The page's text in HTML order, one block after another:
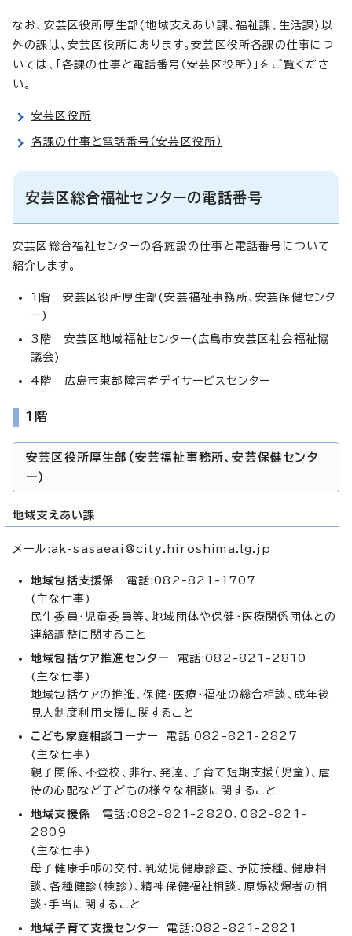
なお、安芸区役所厚生部(地域支えあい課、福祉課、生活課)以
外の課は、安芸区役所にあります。安芸区役所各課の仕事につ
いては、「各課の仕事と電話番号（安芸区役所）」をご覧くださ
い。
安芸区役所
各課の仕事と電話番号（安芸区役所）
安芸区総合福祉センターの電話番号
安芸区総合福祉センターの各施設の仕事と電話番号について
紹介します。
1階 安芸区役所厚生部(安芸福祉事務所、安芸保健センタ
ー)
3階 安芸区地域福祉センター(広島市安芸区社会福祉協
議会)
4階 広島市東部障害者デイサービスセンター
1階
安芸区役所厚生部(安芸福祉事務所、安芸保健センタ
ー)
地域支えあい課
メール:ak-sasaeai@city.hiroshima.lg.jp
地域包括支援係
電話:082-821-1707
(主な仕事)
民生委員・児童委員等、地域団体や保健・医療関係団体との
連絡調整に関すること
地域包括ケア推進センター
電話:082-821-2810
(主な仕事)
地域包括ケアの推進、保健・医療・福祉の総合相談、成年後
見人制度利用支援に関すること
こども家庭相談コーナー 電話:082-821-2827
(主な仕事)
親子関係、不登校、非行、発達、子育て短期支援（児童）、虐
待の心配など子どもの様々な相談に関すること
地域支援係 電話:082-821-2820、082-821-
2809
(主な仕事)
母子健康手帳の交付、乳幼児健康診査、予防接種、健康相
談、各種健診（検診）、精神保健福祉相談、原爆被爆者の相
談・手当に関すること
地域子育て支援センター 電話:082-821-2821